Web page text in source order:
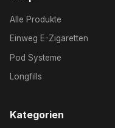
Alle Produkte
Einweg E-Zigaretten
Pod Systeme
Longfills
Kategorien